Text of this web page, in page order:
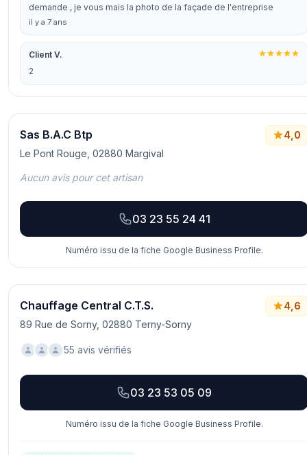
demande , je vous mais la photo de la façade de l'entreprise
il y a 7 ans
Client V.
2
Sas B.A.C Btp
Le Pont Rouge, 02880 Margival
4,0
Aucun avis pour cet artisan
03 23 55 24 41
Numéro issu de la fiche Google Business Profile.
Chauffage Central C.T.S.
89 Rue de Sorny, 02880 Terny-Sorny
4,6
55 avis vérifiés
03 23 53 05 09
Numéro issu de la fiche Google Business Profile.